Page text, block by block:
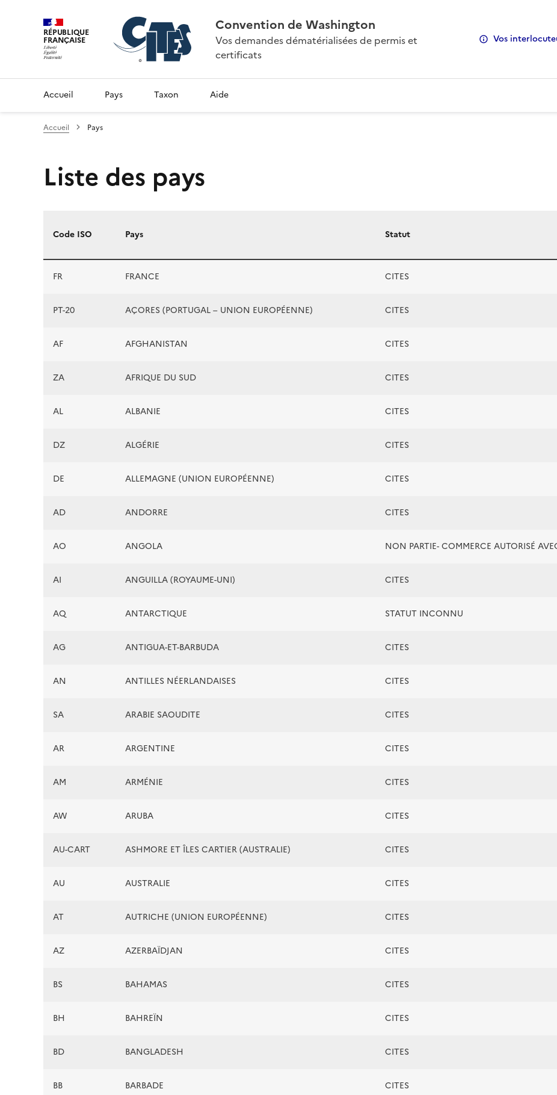
RÉPUBLIQUE
FRANÇAISE
Convention de Washington
Vos demandes dématérialisées de permis et
certificats
Vos
Accueil Pays Taxon Aide
Accueil Pays
Liste des pays
Liste des pays
Code ISO Pays Statut
FR FRANCE CITES
PT-20 AÇORES (PORTUGAL – UNION EUROPÉENNE) CITES
AF AFGHANISTAN CITES
ZA AFRIQUE DU SUD CITES
AL ALBANIE CITES
DZ ALGÉRIE CITES
DE ALLEMAGNE (UNION EUROPÉENNE) CITES
AD ANDORRE CITES
AO ANGOLA NON PARTIE- COMMERCE AUTORISÉ
AI ANGUILLA (ROYAUME-UNI) CITES
AQ ANTARCTIQUE STATUT INCONNU
AG ANTIGUA-ET-BARBUDA CITES
AN ANTILLES NÉERLANDAISES CITES
SA ARABIE SAOUDITE CITES
AR ARGENTINE CITES
AM ARMÉNIE CITES
AW ARUBA CITES
AU-CART ASHMORE ET ÎLES CARTIER (AUSTRALIE) CITES
AU AUSTRALIE CITES
AT AUTRICHE (UNION EUROPÉENNE) CITES
AZ AZERBAÏDJAN CITES
BS BAHAMAS CITES
BH BAHREÏN CITES
BD BANGLADESH CITES
BB BARBADE CITES